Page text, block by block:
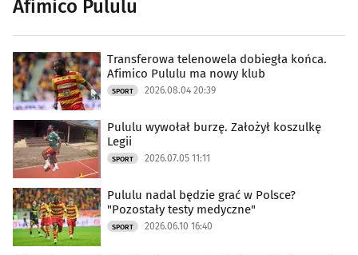
Afimico Pululu
Transferowa telenowela dobiegła końca.
Afimico Pululu ma nowy klub
SPORT 2026.08.04 20:39
Pululu wywołał burzę. Założył koszulkę
Legii
SPORT 2026.07.05 11:11
Pululu nadal będzie grać w Polsce?
"Pozostały testy medyczne"
SPORT 2026.06.10 16:40